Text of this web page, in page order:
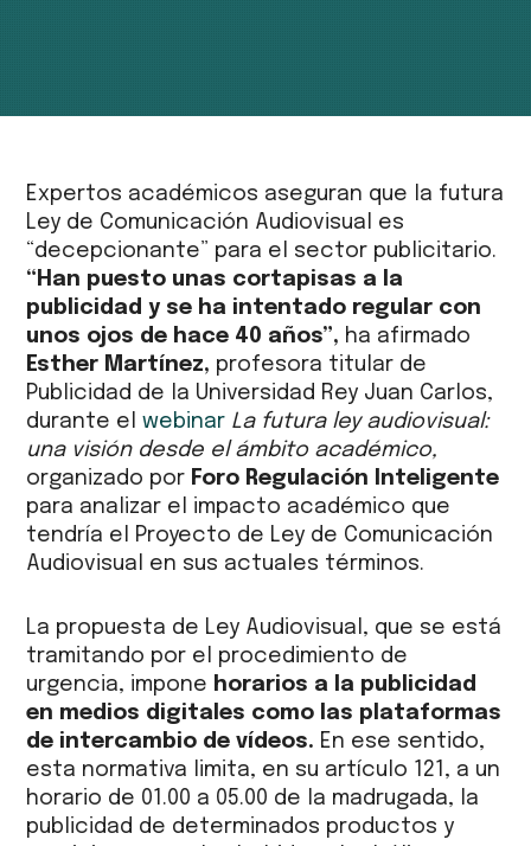
Expertos académicos aseguran que la futura
Ley de Comunicación Audiovisual es
“decepcionante” para el sector publicitario.
“Han puesto unas cortapisas a la
publicidad y se ha intentado regular con
unos ojos de hace 40 años”, ha afirmado
Esther Martínez, profesora titular de
Publicidad de la Universidad Rey Juan Carlos,
durante elwebinar La futura ley audiovisual:
una visión desde el ámbito académico,
organizado por Foro Regulación Inteligente
para analizar el impacto académico que
tendría el Proyecto de Ley de Comunicación
Audiovisual en sus actuales términos.
La propuesta de Ley Audiovisual, que se está
tramitando por el procedimiento de
urgencia, impone horarios a la publicidad
en medios digitales como las plataformas
de intercambio de vídeos. En ese sentido,
esta normativa limita, en su artículo 121, a un
horario de 01.00 a 05.00 de la madrugada, la
publicidad de determinados productos y